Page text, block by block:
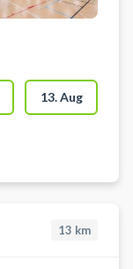
13. Aug
13 km